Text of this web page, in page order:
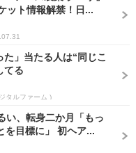
ット情報解禁！日...
た」当たる人は“同じこ
てる
タルファーム )
い、転身二か月「もっ
を目標に」 初ヘア...